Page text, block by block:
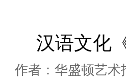
汉语文化
作者：华盛顿艺术